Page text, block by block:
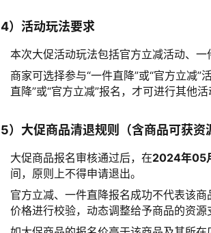
4）活动玩法要求
本次大促活动玩法包括官方立减活动、一
商家可选择参与“一件直降”或“官方立减
直降”或“官方立减”报名，才可进行其他
5）大促商品清退规则（含商品可获资
大促商品报名审核通过后，在2024年05
间，原则上不得申请退出。
官方立减、一件直降报名成功不代表该
价格进行校验，动态调整给予商品的资源